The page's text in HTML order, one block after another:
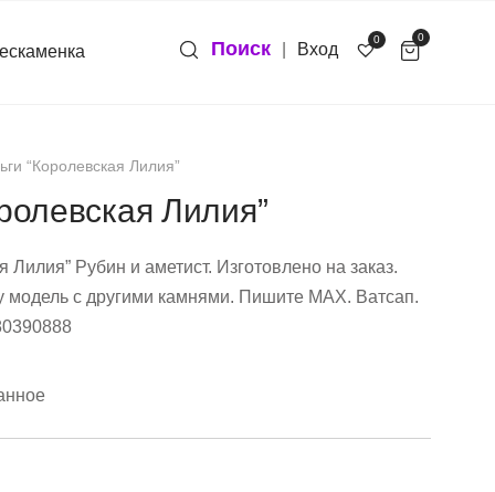
Поиск Вход
0 0
“Королевская Лилия”
Лилия”
Лилия” Рубин и аметист. Изготовлено на заказ.
модель с другими камнями. Пишите МАХ. Ватсап.